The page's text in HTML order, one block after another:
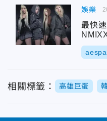
娛樂
最快
容太強
aespa
相關標籤： 高雄巨蛋